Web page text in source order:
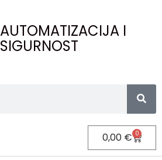
AUTOMATIZACIJA I
SIGURNOST
0,00 € 0